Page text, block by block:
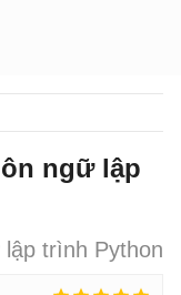
ngữ lập
trình Python